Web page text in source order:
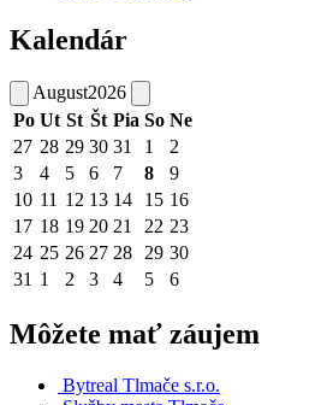
Kalendár
August2026
Po Ut St Št Pia So Ne
27 28 29 30 31 1
2
3
4 5 6 7 8
9
10 11 12 13 14 15 16
17 18 19 20 21 22 23
24 25 26 27 28 29 30
31 1 2 3 4 5 6
Môžete mať záujem
Bytreal Tlmače s.r.o.